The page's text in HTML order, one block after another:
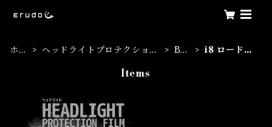
ホー
ヘッドライトプロテクション
BM
i8 ロードス
Items